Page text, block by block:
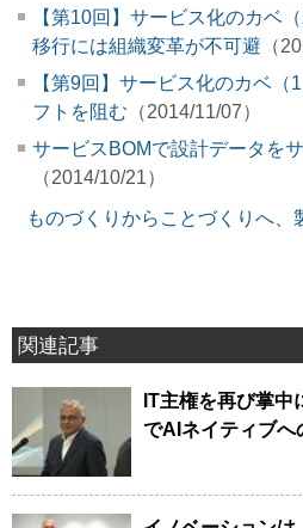
【第10回】サービス化のカベ
移行には組織変革が不可避 （
【第9回】サービス化のカベ
フトを阻む （2014/11/07）
サービスBOMで設計データを
（2014/10/21）
ものづくりからことづくりへ
関連記事
IT主権を再び掌中
でAIネイティブ